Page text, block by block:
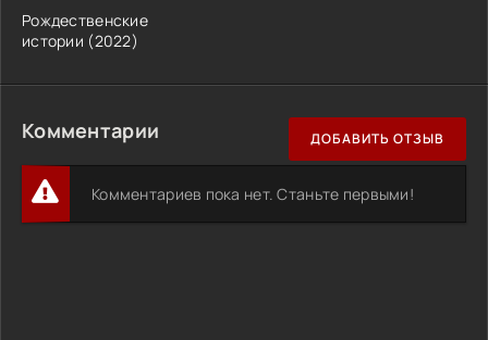
Рождественские
истории (2022)
Комментарии ДОБАВИТЬ ОТЗЫВ
Комментариев пока нет. Станьте первыми!